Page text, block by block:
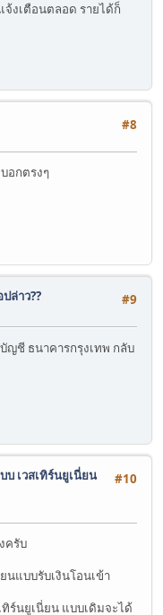
งเตือนตลอด รายได้ก็
#8
อกตรงๆ
#9
ล่าว??
ญชี ธนาคารกรุงเทพ กลับ
#10
บ เวสเทิร์นยูเนี่ยน
ครับ
แบบรับเงินโอนเข้า
ร์นยูเนี่ยน แบบเดิมจะได้